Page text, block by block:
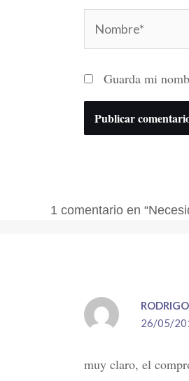
Guarda mi
1 comentario en
26/05/
muy claro, el